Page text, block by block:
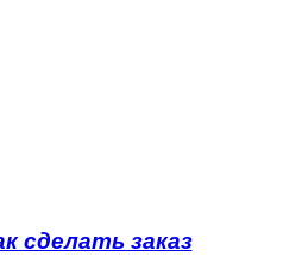
сделать заказ